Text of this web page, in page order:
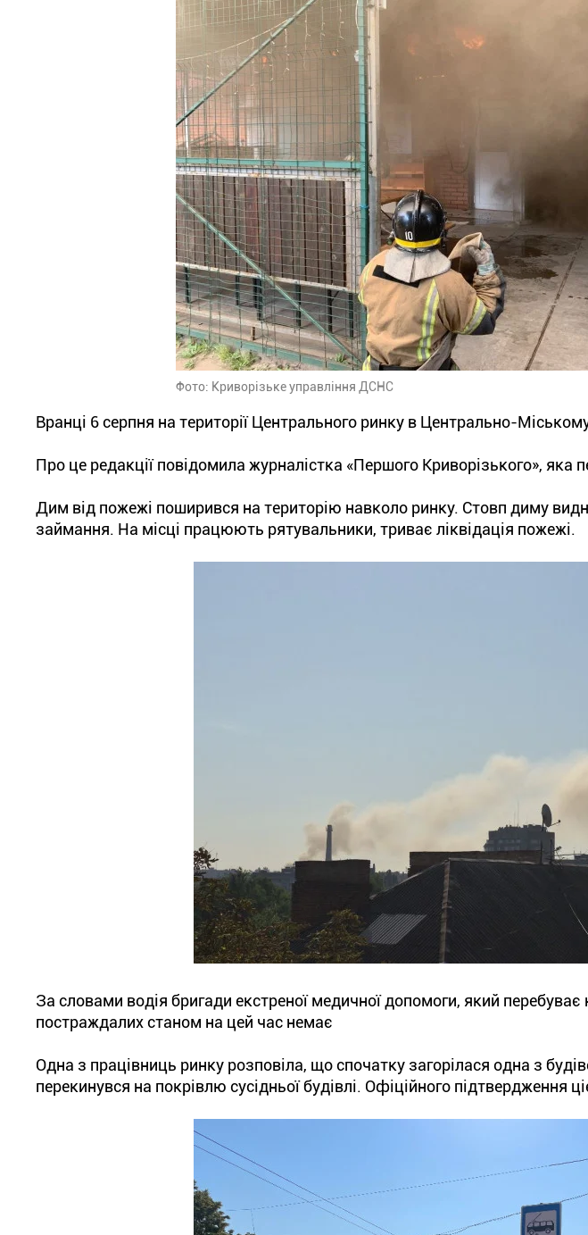
Фото: Криворізьке управління ДСНС
Вранці 6 серпня на території Центрального ринку в Центрально-
Про це редакції повідомила журналістка «Першого Криворізького», яка
Дим від пожежі поширився на територію навколо ринку. Стовп диму
займання. На місці працюють рятувальники, триває ліквідація пожежі.
За словами водія бригади екстреної медичної допомоги, який перебуває
постраждалих станом на цей час немає
Одна з працівниць ринку розповіла, що спочатку загорілася одна з
перекинувся на покрівлю сусідньої будівлі. Офіційного підтвердження